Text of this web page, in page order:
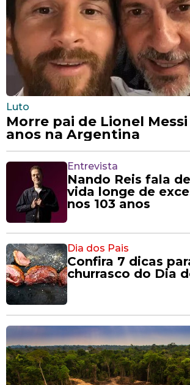
Luto
Morre pai de Lionel Messi
anos na Argentina
Entrevista
Nando Reis fala
vida longe de
nos 103 anos
Dia dos Pais
Confira 7 dicas
churrasco do Dia